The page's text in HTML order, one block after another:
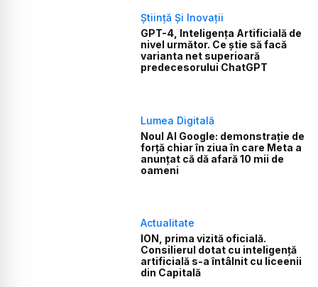
Știință Și Inovații
GPT-4, Inteligența Artificială de
nivel următor. Ce știe să facă
varianta net superioară
predecesorului ChatGPT
Lumea Digitală
Noul AI Google: demonstrație de
forță chiar în ziua în care Meta a
anunțat că dă afară 10 mii de
oameni
Actualitate
ION, prima vizită oficială.
Consilierul dotat cu inteligență
artificială s-a întâlnit cu liceenii
din Capitală